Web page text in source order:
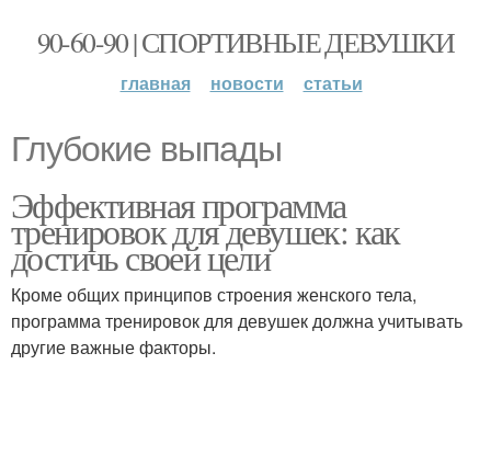
90-60-90 | СПОРТИВНЫЕ ДЕВУШКИ
главная новости статьи
Глубокие выпады
Эффективная программа
тренировок для девушек: как
достичь своей цели
Кроме общих принципов строения женского тела,
программа тренировок для девушек должна учитывать
другие важные факторы.